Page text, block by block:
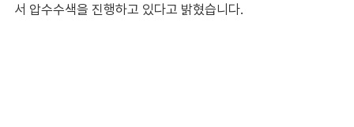
서 압수수색을 진행하고 있다고 밝혔습니다.